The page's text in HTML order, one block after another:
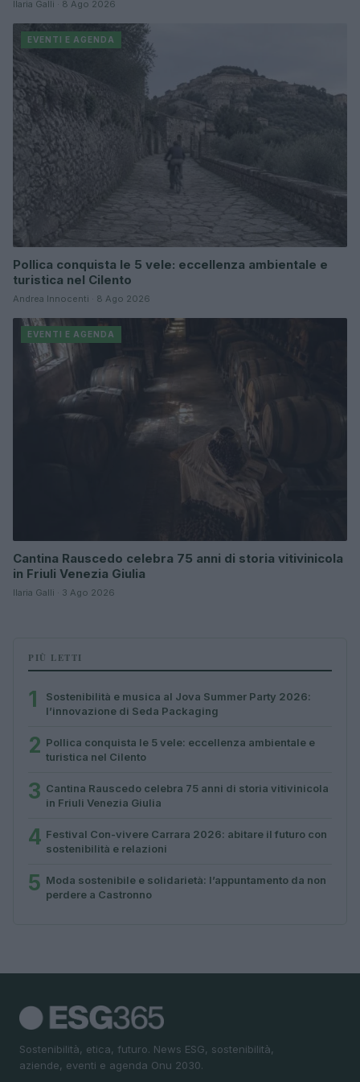
Ilaria Galli · 8 Ago 2026
EVENTI E AGENDA
Pollica conquista le 5 vele: eccellenza ambientale e
turistica nel Cilento
Andrea Innocenti · 8 Ago 2026
EVENTI E AGENDA
Cantina Rauscedo celebra 75 anni di storia vitivinicola
in Friuli Venezia Giulia
Ilaria Galli · 3 Ago 2026
PIÙ LETTI
1
Sostenibilità e musica al Jova Summer Party 2026:
l’innovazione di Seda Packaging
2 Pollica conquista le 5 vele: eccellenza ambientale e
turistica nel Cilento
3 Cantina Rauscedo celebra 75 anni di storia vitivinicola
in Friuli Venezia Giulia
4 Festival Con-vivere Carrara 2026: abitare il futuro con
sostenibilità e relazioni
5 Moda sostenibile e solidarietà: l’appuntamento da non
perdere a Castronno
Sostenibilità, etica, futuro. News ESG, sostenibilità,
aziende, eventi e agenda Onu 2030.